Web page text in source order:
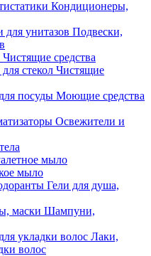
Кондиционеры,
Подвески,
Чистящие средства
Чистящие
Моющие средства
Освежители и
мыло
мыло
Гели для душа,
Шампуни,
Лаки,
волос